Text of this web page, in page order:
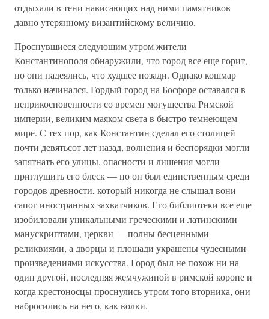
отдыхали в тени нависающих над ними памятников
давно утерянному византийскому величию.
Проснувшиеся следующим утром жители
Константинополя обнаружили, что город все еще горит,
но они надеялись, что худшее позади. Однако кошмар
только начинался. Гордый город на Босфоре оставался в
неприкосновенности со времен могущества Римской
империи, великим маяком света в быстро темнеющем
мире. С тех пор, как Константин сделал его столицей
почти девятьсот лет назад, волнения и беспорядки могли
запятнать его улицы, опасности и лишения могли
приглушить его блеск — но он был единственным среди
городов древности, который никогда не слышал вони
сапог иностранных захватчиков. Его библиотеки все еще
изобиловали уникальными греческими и латинскими
манускриптами, церкви — полны бесценными
реликвиями, а дворцы и площади украшены чудесными
произведениями искусства. Город был не похож ни на
один другой, последняя жемчужиной в римской короне и
когда крестоносцы проснулись утром того вторника, они
набросились на него, как волки.